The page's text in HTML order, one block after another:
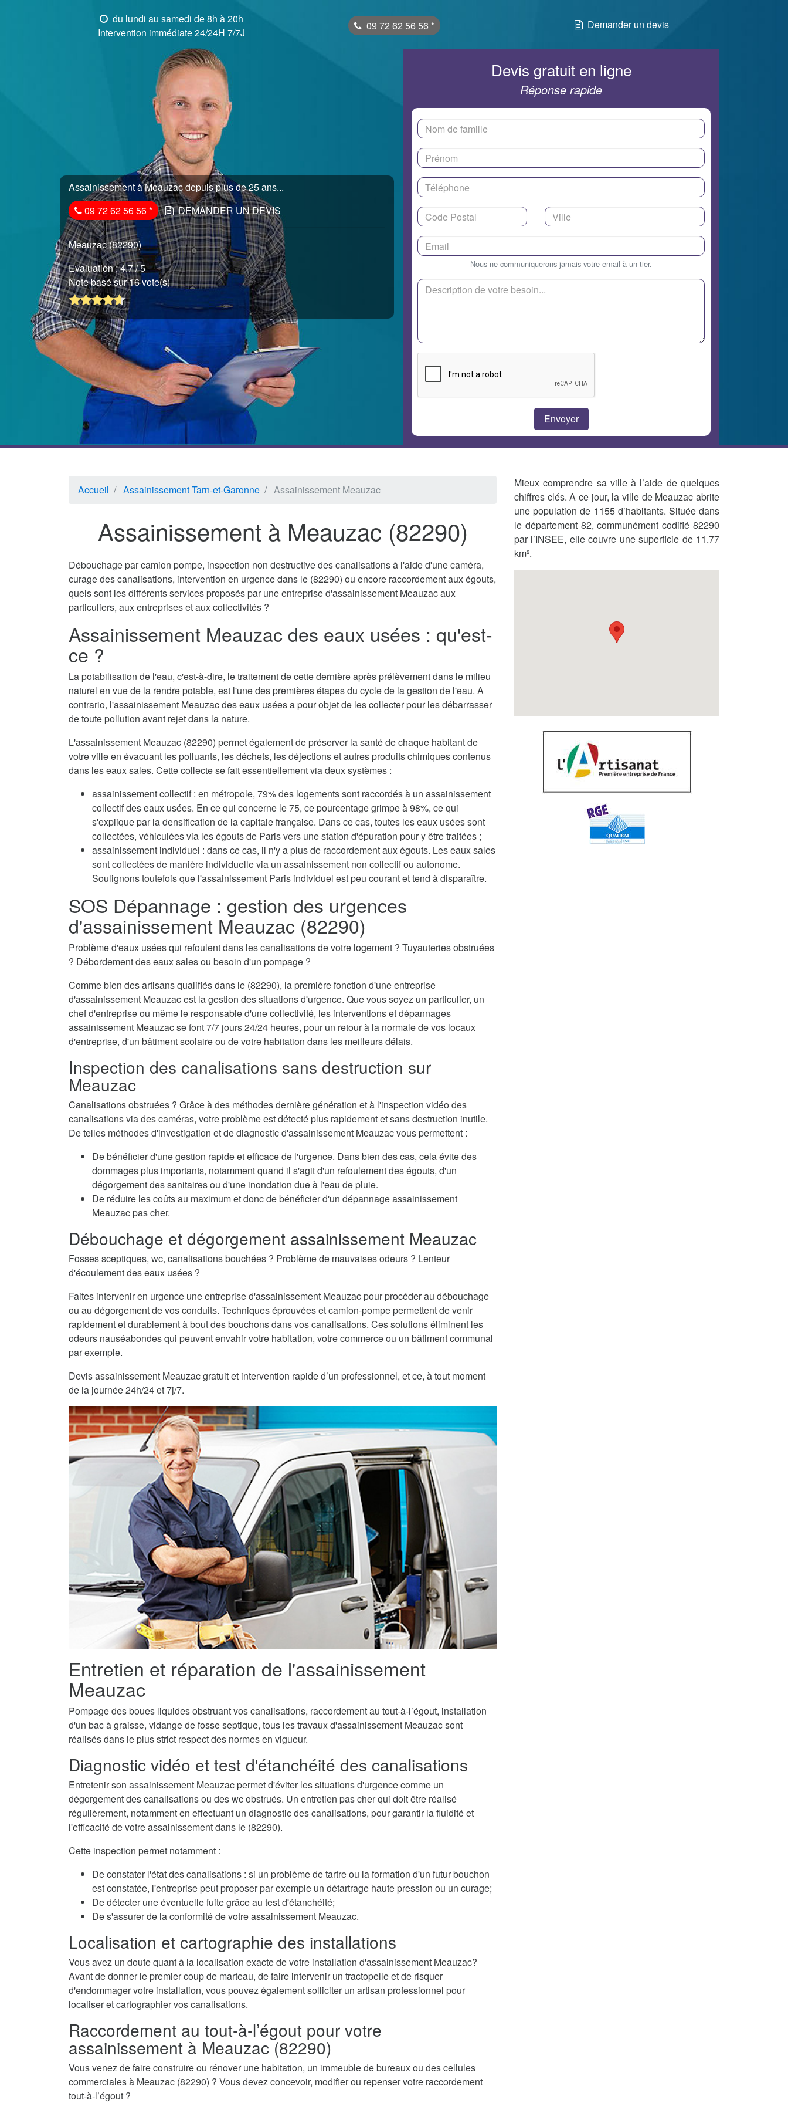
du lundi au samedi de 8h à 20h
Intervention immédiate 24/24H 7/7J
09 72 62 56 56 * Demander un devis
Assainissement à Meauzac depuis plus de 25 ans...
09 72 62 56 56* DEMANDER UN DEVIS
Meauzac (82290)
Evaluation :4.7/ 5
Note basé sur 16 vote(s)
Devis gratuit en ligne
Réponse rapide
Nous ne communiquerons jamais votre email à un tier.
Accueil Assainissement Tarn-et-Garonne Assainissement Meauzac
Assainissement à Meauzac (82290)
Débouchage par camion pompe, inspection non destructive des canalisations à l'aide d'une caméra,
curage des canalisations, intervention en urgence dans le (82290) ou encore raccordement aux égouts,
quels sont les différents services proposés par une entreprise d'assainissement Meauzac aux
particuliers, aux entreprises et aux collectivités ?
Assainissement Meauzac des eaux usées : qu'est-
ce ?
La potabilisation de l'eau, c'est-à-dire, le traitement de cette dernière après prélèvement dans le milieu
naturel en vue de la rendre potable, est l'une des premières étapes du cycle de la gestion de l'eau. A
contrario, l'assainissement Meauzac des eaux usées a pour objet de les collecter pour les débarrasser
de toute pollution avant rejet dans la nature.
L'assainissement Meauzac (82290) permet également de préserver la santé de chaque habitant de
votre ville en évacuant les polluants, les déchets, les déjections et autres produits chimiques contenus
dans les eaux sales. Cette collecte se fait essentiellement via deux systèmes :
assainissement collectif : en métropole, 79% des logements sont raccordés à un assainissement
collectif des eaux usées. En ce qui concerne le 75, ce pourcentage grimpe à 98%, ce qui
s'explique par la densification de la capitale française. Dans ce cas, toutes les eaux usées sont
collectées, véhiculées via les égouts de Paris vers une station d'épuration pour y être traitées ;
assainissement individuel : dans ce cas, il n'y a plus de raccordement aux égouts. Les eaux sales
sont collectées de manière individuelle via un assainissement non collectif ou autonome.
Soulignons toutefois que l'assainissement Paris individuel est peu courant et tend à disparaître.
SOS Dépannage : gestion des urgences
d'assainissement Meauzac (82290)
Problème d'eaux usées qui refoulent dans les canalisations de votre logement ? Tuyauteries obstruées
? Débordement des eaux sales ou besoin d'un pompage ?
Comme bien des artisans qualifiés dans le (82290), la première fonction d'une entreprise
d'assainissement Meauzac est la gestion des situations d'urgence. Que vous soyez un particulier, un
chef d'entreprise ou même le responsable d'une collectivité, les interventions et dépannages
assainissement Meauzac se font 7/7 jours 24/24 heures, pour un retour à la normale de vos locaux
d'entreprise, d'un bâtiment scolaire ou de votre habitation dans les meilleurs délais.
Inspection des canalisations sans destruction sur
Meauzac
Canalisations obstruées ? Grâce à des méthodes dernière génération et à l'inspection vidéo des
canalisations via des caméras, votre problème est détecté plus rapidement et sans destruction inutile.
De telles méthodes d'investigation et de diagnostic d'assainissement Meauzac vous permettent :
De bénéficier d'une gestion rapide et efficace de l'urgence. Dans bien des cas, cela évite des
dommages plus importants, notamment quand il s'agit d'un refoulement des égouts, d'un
dégorgement des sanitaires ou d'une inondation due à l'eau de pluie.
De réduire les coûts au maximum et donc de bénéficier d'un dépannage assainissement
Meauzac pas cher.
Débouchage et dégorgement assainissement Meauzac
Fosses sceptiques, wc, canalisations bouchées ? Problème de mauvaises odeurs ? Lenteur
d'écoulement des eaux usées ?
Faites intervenir en urgence une entreprise d'assainissement Meauzac pour procéder au débouchage
ou au dégorgement de vos conduits. Techniques éprouvées et camion-pompe permettent de venir
rapidement et durablement à bout des bouchons dans vos canalisations. Ces solutions éliminent les
odeurs nauséabondes qui peuvent envahir votre habitation, votre commerce ou un bâtiment communal
par exemple.
Devis assainissement Meauzac gratuit et intervention rapide d’un professionnel, et ce, à tout moment
de la journée 24h/24 et 7j/7.
Entretien et réparation de l'assainissement
Meauzac
Pompage des boues liquides obstruant vos canalisations, raccordement au tout-à-l’égout, installation
d'un bac à graisse, vidange de fosse septique, tous les travaux d'assainissement Meauzac sont
réalisés dans le plus strict respect des normes en vigueur.
Diagnostic vidéo et test d'étanchéité des canalisations
Entretenir son assainissement Meauzac permet d'éviter les situations d'urgence comme un
dégorgement des canalisations ou des wc obstrués. Un entretien pas cher qui doit être réalisé
régulièrement, notamment en effectuant un diagnostic des canalisations, pour garantir la fluidité et
l'efficacité de votre assainissement dans le (82290).
Cette inspection permet notamment :
De constater l'état des canalisations : si un problème de tartre ou la formation d'un futur bouchon
est constatée, l'entreprise peut proposer par exemple un détartrage haute pression ou un curage;
De détecter une éventuelle fuite grâce au test d'étanchéité;
De s'assurer de la conformité de votre assainissement Meauzac.
Localisation et cartographie des installations
Vous avez un doute quant à la localisation exacte de votre installation d'assainissement Meauzac?
Avant de donner le premier coup de marteau, de faire intervenir un tractopelle et de risquer
d'endommager votre installation, vous pouvez également solliciter un artisan professionnel pour
localiser et cartographier vos canalisations.
Raccordement au tout-à-l’égout pour votre
assainissement à Meauzac (82290)
Vous venez de faire construire ou rénover une habitation, un immeuble de bureaux ou des cellules
commerciales à Meauzac (82290) ? Vous devez concevoir, modifier ou repenser votre raccordement
tout-à-l’égout ?
Mieux comprendre sa ville à l’aide de quelques
chiffres clés. A ce jour, la ville de Meauzac abrite
une population de 1155 d’habitants. Située dans
le département 82, communément codifié 82290
par l’INSEE, elle couvre une superficie de 11.77
km².